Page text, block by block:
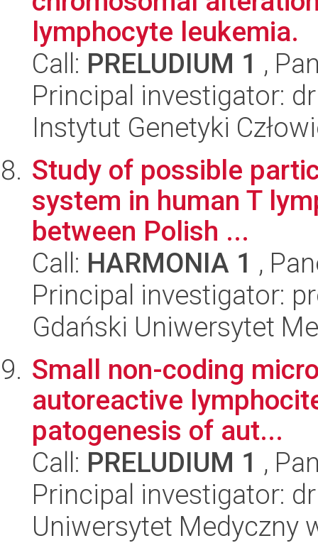
lymphocyte leukemia.
Call: PRELUDIUM 1 ,
Principal investigator:
Instytut Genetyki
Study of possible
system in human T
between Polish ...
Call: HARMONIA 1 ,
Principal investigator:
Gdański Uniwersytet
Small non-coding
autoreactive
patogenesis of aut...
Call: PRELUDIUM 1 ,
Principal investigator:
Uniwersytet Medyczny